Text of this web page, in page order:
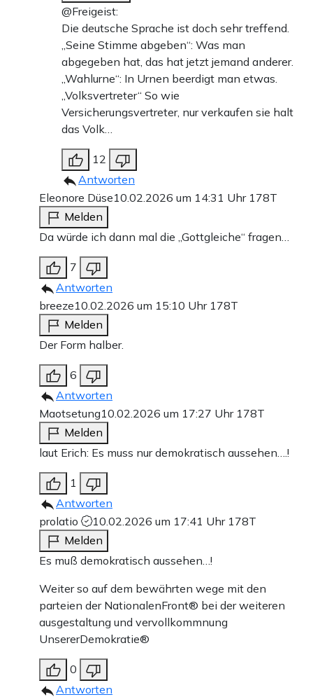
@Freigeist:
Die deutsche Sprache ist doch sehr treffend.
„Seine Stimme abgeben“: Was man
abgegeben hat, das hat jetzt jemand anderer.
„Wahlurne“: In Urnen beerdigt man etwas.
„Volksvertreter“ So wie
Versicherungsvertreter, nur verkaufen sie halt
das Volk…
12
Antworten
Eleonore Düse10.02.2026 um 14:31 Uhr 178T
Melden
Da würde ich dann mal die „Gottgleiche“ fragen…
7
Antworten
breeze10.02.2026 um 15:10 Uhr 178T
Melden
Der Form halber.
6
Antworten
Maotsetung10.02.2026 um 17:27 Uhr 178T
Melden
laut Erich: Es muss nur demokratisch aussehen….!
1
Antworten
prolatio
10.02.2026 um 17:41 Uhr 178T
Melden
Es muß demokratisch aussehen…!
Weiter so auf dem bewährten wege mit den
parteien der NationalenFront® bei der weiteren
ausgestaltung und vervollkommnung
UnsererDemokratie®
0
Antworten